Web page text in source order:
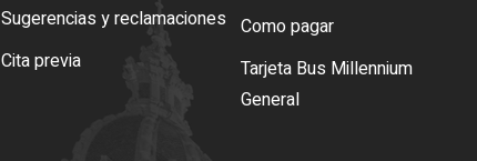
Sugerencias y reclamaciones
Cita previa
Como pagar
Tarjeta Bus Millennium
General